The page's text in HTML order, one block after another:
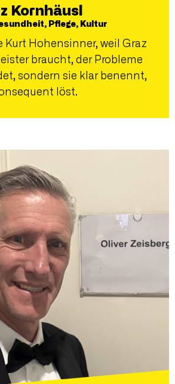
Kornhäusl
Pflege, Kultur
Kurt Hohensinner, weil Graz
braucht, der Probleme
sondern sie klar benennt,
löst.